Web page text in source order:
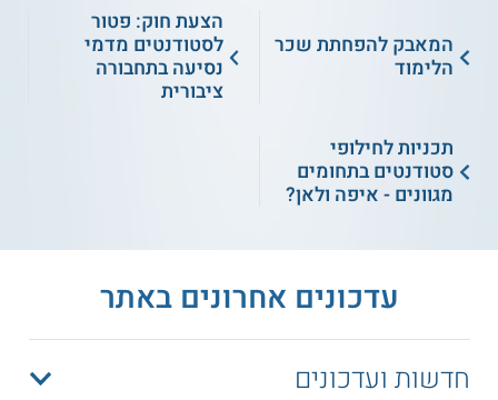
המאבק להפחתת שכר
הלימוד
הצעת חוק: פטור
לסטודנטים מדמי
נסיעה בתחבורה
ציבורית
תכניות לחילופי
סטודנטים בתחומים
מגוונים - איפה ולאן?
עדכונים אחרונים באתר
חדשות ועדכונים